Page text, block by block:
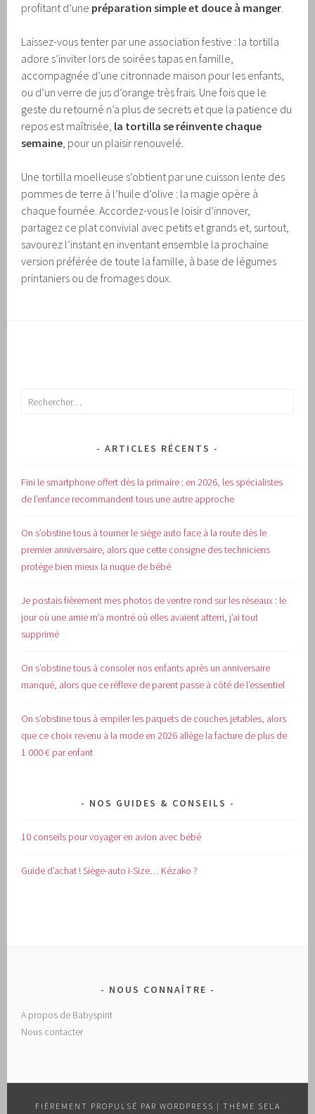
profitant d’une préparation simple et douce à manger.
Laissez-vous tenter par une association festive : la tortilla
adore s’inviter lors de soirées tapas en famille,
accompagnée d’une citronnade maison pour les enfants,
ou d’un verre de jus d’orange très frais. Une fois que le
geste du retourné n’a plus de secrets et que la patience du
repos est maîtrisée, la tortilla se réinvente chaque
semaine, pour un plaisir renouvelé.
Une tortilla moelleuse s’obtient par une cuisson lente des
pommes de terre à l’huile d’olive : la magie opère à
chaque fournée. Accordez-vous le loisir d’innover,
partagez ce plat convivial avec petits et grands et, surtout,
savourez l’instant en inventant ensemble la prochaine
version préférée de toute la famille, à base de légumes
printaniers ou de fromages doux.
Rechercher :
ARTICLES RÉCENTS
Fini le smartphone offert dès la primaire : en 2026, les spécialistes
de l’enfance recommandent tous une autre approche
On s’obstine tous à tourner le siège auto face à la route dès le
premier anniversaire, alors que cette consigne des techniciens
protège bien mieux la nuque de bébé
Je postais fièrement mes photos de ventre rond sur les réseaux : le
jour où une amie m’a montré où elles avaient atterri, j’ai tout
supprimé
On s’obstine tous à consoler nos enfants après un anniversaire
manqué, alors que ce réflexe de parent passe à côté de l’essentiel
On s’obstine tous à empiler les paquets de couches jetables, alors
que ce choix revenu à la mode en 2026 allège la facture de plus de
1 000 € par enfant
NOS GUIDES & CONSEILS
10 conseils pour voyager en avion avec bébé
Guide d’achat !Siège-auto i-Size… Kézako ?
NOUS CONNAÎTRE
A propos de Babyspirit
Nous contacter
FIÈREMENT PROPULSÉ PAR WORDPRESS | THÈME SELA